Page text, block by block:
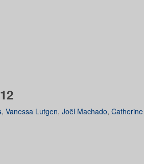
, Vanessa Lutgen, Joël Machado,